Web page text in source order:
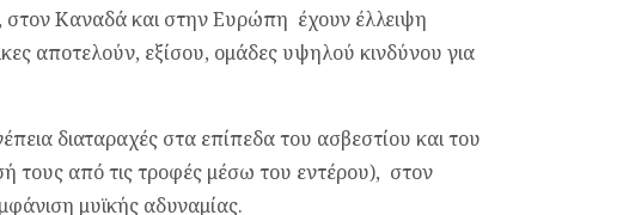
Καναδά και στην Ευρώπη έχουν έλλειψη
αποτελούν, εξίσου, ομάδες υψηλού κινδύνου για
διαταραχές στα επίπεδα του ασβεστίου και του
από τις τροφές μέσω του εντέρου), στον
μυϊκής αδυναμίας.